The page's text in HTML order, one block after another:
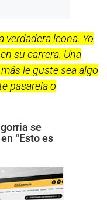
verdadera leona. Yo
su carrera. Una
le guste sea algo
pasarela o
se
“Esto es